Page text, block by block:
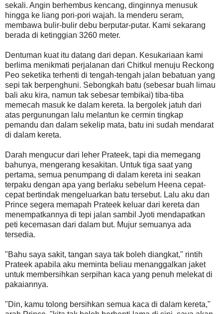
sekali. Angin berhembus kencang, dinginnya menusuk
hingga ke liang pori-pori wajah. Ia menderu seram,
membawa bulir-bulir debu berputar-putar. Kami sekarang
berada di ketinggian 3260 meter.
Dentuman kuat itu datang dari depan. Kesukariaan kami
berlima menikmati perjalanan dari Chitkul menuju Reckong
Peo seketika terhenti di tengah-tengah jalan bebatuan yang
sepi tak berpenghuni. Sebongkah batu (sebesar buah limau
bali aku kira, namun tak sebesar tembikai) tiba-tiba
memecah masuk ke dalam kereta. Ia bergolek jatuh dari
atas pergunungan lalu melantun ke cermin tingkap
pemandu dan dalam sekelip mata, batu ini sudah mendarat
di dalam kereta.
Darah mengucur dari leher Prateek, tapi dia memegang
bahunya, mengerang kesakitan. Untuk tiga saat yang
pertama, semua penumpang di dalam kereta ini seakan
terpaku dengan apa yang berlaku sebelum Heena cepat-
cepat bertindak mengeluarkan batu tersebut. Lalu aku dan
Prince segera memapah Prateek keluar dari kereta dan
menempatkannya di tepi jalan sambil Jyoti mendapatkan
peti kecemasan dari dalam but. Mujur semuanya ada
tersedia.
"Bahu saya sakit, tangan saya tak boleh diangkat," rintih
Prateek apabila aku meminta beliau menanggalkan jaket
untuk membersihkan serpihan kaca yang penuh melekat di
pakaiannya.
"Din, kamu tolong bersihkan semua kaca di dalam kereta,"